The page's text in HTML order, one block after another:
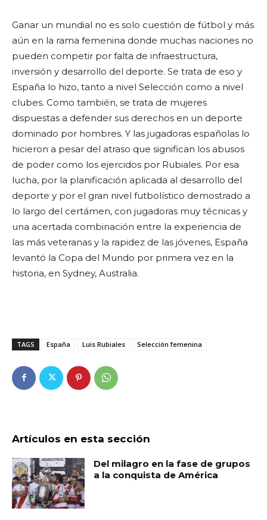
Ganar un mundial no es solo cuestión de fútbol y más
aún en la rama femenina donde muchas naciones no
pueden competir por falta de infraestructura,
inversión y desarrollo del deporte. Se trata de eso y
España lo hizo, tanto a nivel Selección como a nivel
clubes. Como también, se trata de mujeres
dispuestas a defender sus derechos en un deporte
dominado por hombres. Y las jugadoras españolas lo
hicieron a pesar del atraso que significan los abusos
de poder como los ejercidos por Rubiales. Por esa
lucha, por la planificación aplicada al desarrollo del
deporte y por el gran nivel futbolístico demostrado a
lo largo del certámen, con jugadoras muy técnicas y
una acertada combinación entre la experiencia de
las más veteranas y la rapidez de las jóvenes, España
levantó la Copa del Mundo por primera vez en la
historia, en Sydney, Australia.
TAGS España Luis Rubiales Selección femenina
Artículos en esta sección
Del milagro en la fase de grupos
a la conquista de América